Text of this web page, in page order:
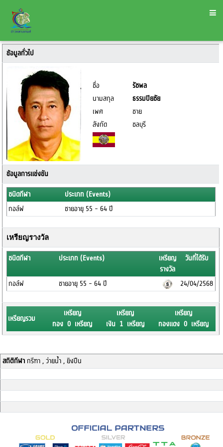
ข้อมูลทั่วไป
ชื่อ
รัชพล
นามสกุล
ธรรมปิยชัย
เพศ
ชาย
สังกัด
ชลบุรี
ข้อมูลการแข่งขัน
ชนิดกีฬา
ประเภท (Events)
กอล์ฟ
ชายอายุ 55 - 64 ปี
เหรียญรางวัล
ชนิดกีฬา ประเภท (Events)
เหรียญ
รางวัล
วันที่ได้รับ
กอล์ฟ ชายอายุ 55 - 64 ปี 24/04/2568
เหรียญรวม
เหรียญ
ทอง 0 เหรียญ
เหรียญ
เงิน 1 เหรียญ
เหรียญ
ทองแดง 0 เหรียญ
สถิติกีฬากรีฑา , ว่ายน้ำ , ยิงปืน